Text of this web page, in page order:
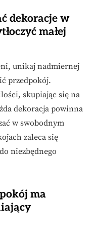
dekoracje w
małej
unikaj nadmiernej
przedpokój.
skupiając się na
dekoracja powinna
w swobodnym
zaleca się
niezbędnego
ma